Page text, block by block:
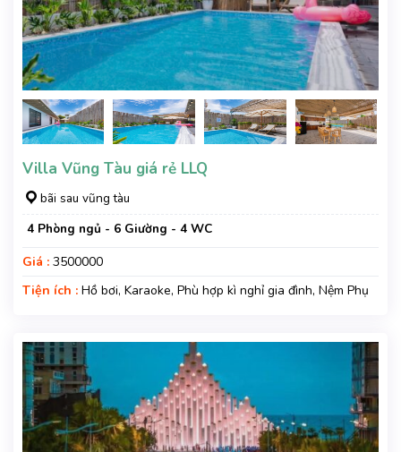
Villa Vũng Tàu giá rẻ LLQ
bãi sau vũng tàu
4 Phòng ngủ - 6 Giường - 4 WC
Giá : 3500000
Tiện ích : Hồ bơi, Karaoke, Phù hợp kì nghỉ gia đình, Nệm Phụ